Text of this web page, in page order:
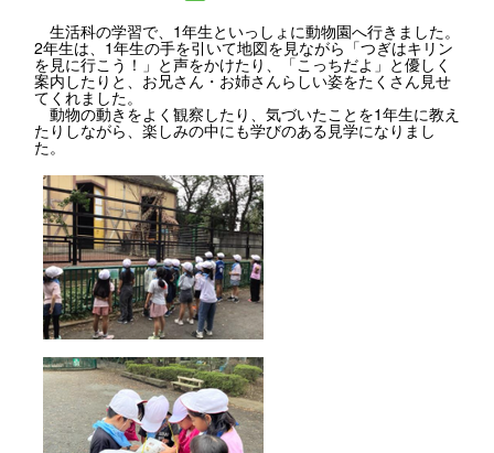
生活科の学習で、1年生といっしょに動物園へ行きました。
2年生は、1年生の手を引いて地図を見ながら「つぎはキリン
を見に行こう！」と声をかけたり、「こっちだよ」と優しく
案内したりと、お兄さん・お姉さんらしい姿をたくさん見せ
てくれました。
動物の動きをよく観察したり、気づいたことを1年生に教え
たりしながら、楽しみの中にも学びのある見学になりまし
た。